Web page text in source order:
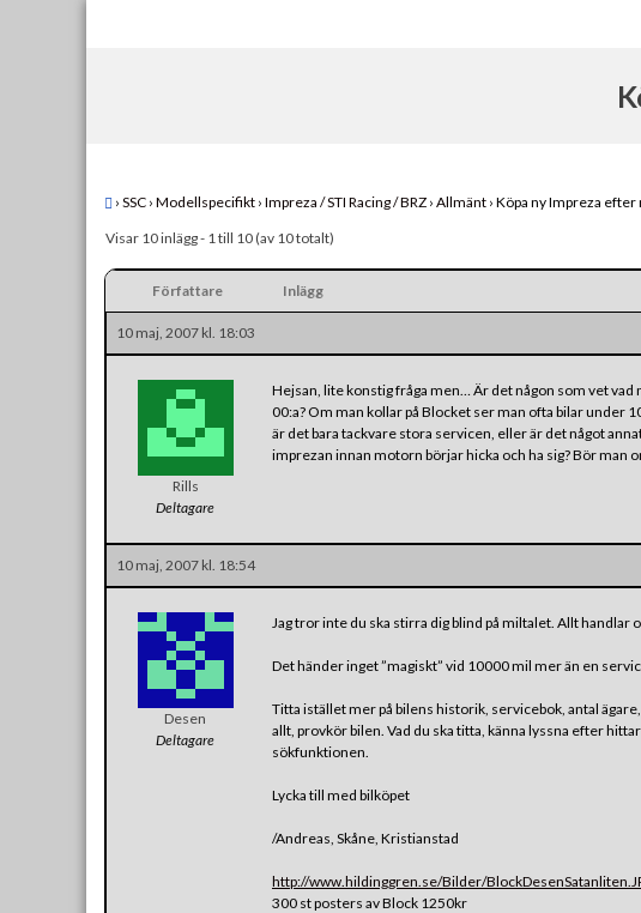
› SSC › Modellspecifikt › Impreza / STI Racing / BRZ › Allmänt › Köpa ny Impreza efter
Visar 10 inlägg - 1 till 10 (av 10 totalt)
Författare Inlägg
10 maj, 2007 kl. 18:03
Rills
Deltagare
Hejsan, lite konstig fråga men… Är det någon som vet vad
00:a? Om man kollar på Blocket ser man ofta bilar under
är det bara tackvare stora servicen, eller är det något
imprezan innan motorn börjar hicka och ha sig? Bör man
10 maj, 2007 kl. 18:54
Desen
Deltagare
Jag tror inte du ska stirra dig blind på miltalet. Allt
Det händer inget ”magiskt” vid 10000 mil mer än en
Titta istället mer på bilens historik, servicebok, antal
allt, provkör bilen. Vad du ska titta, känna lyssna efter
sökfunktionen.
Lycka till med bilköpet
/Andreas, Skåne, Kristianstad
http://www.hildinggren.se/Bilder/
300 st posters av Block 1250kr